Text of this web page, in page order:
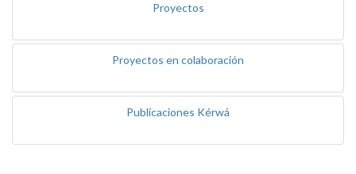
Proyectos
Proyectos en colaboración
Publicaciones Kérwá